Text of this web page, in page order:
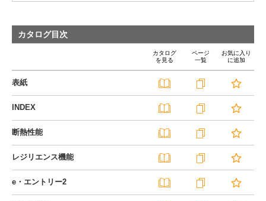
カタログ目次
カタログ
を見る
ページ
一覧
お気に入り
に追加
表紙
INDEX
断熱性能
レジリエンス機能
e・エントリー2